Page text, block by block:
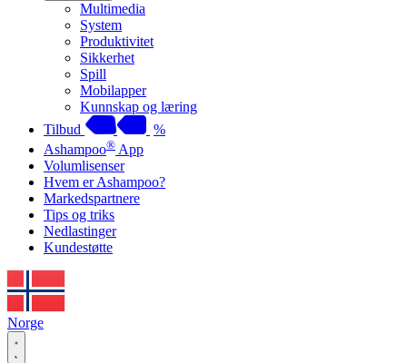
Multimedia
System
Produktivitet
Sikkerhet
Spill
Mobilapper
Kunnskap og læring
Tilbud
%
Ashampoo® App
Volumlisenser
Hvem er Ashampoo?
Markedspartnere
Tips og triks
Nedlastinger
Kundestøtte
Norge